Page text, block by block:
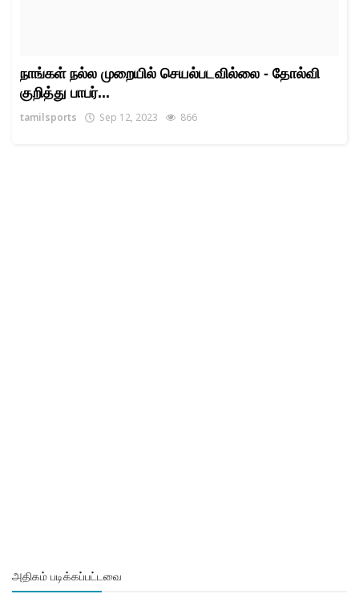
நாங்கள் நல்ல முறையில் செயல்படவில்லை - தோல்வி
குறித்து பாபர்...
tamilsports Sep 12, 2023 866
அதிகம் படிக்கப்பட்டவை